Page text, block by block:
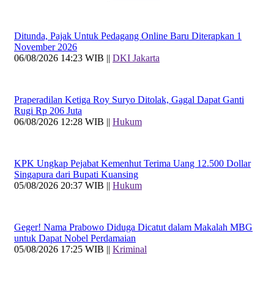
Ditunda, Pajak Untuk Pedagang Online Baru Diterapkan 1
November 2026
06/08/2026 14:23 WIB || DKI Jakarta
Praperadilan Ketiga Roy Suryo Ditolak, Gagal Dapat Ganti
Rugi Rp 206 Juta
06/08/2026 12:28 WIB || Hukum
KPK Ungkap Pejabat Kemenhut Terima Uang 12.500 Dollar
Singapura dari Bupati Kuansing
05/08/2026 20:37 WIB || Hukum
Geger! Nama Prabowo Diduga Dicatut dalam Makalah MBG
untuk Dapat Nobel Perdamaian
05/08/2026 17:25 WIB || Kriminal